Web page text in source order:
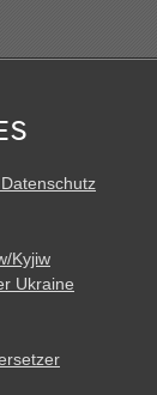
Kyjiw
Ukraine